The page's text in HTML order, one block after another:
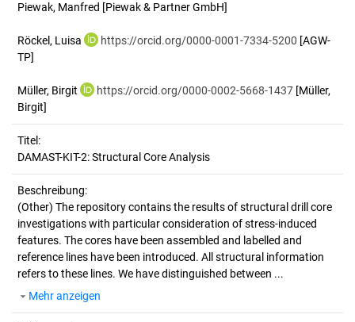
Piewak, Manfred [Piewak & Partner GmbH]
Röckel, Luisa https://orcid.org/0000-0001-7334-5200 [AGW-
TP]
Müller, Birgit https://orcid.org/0000-0002-5668-1437 [Müller,
Birgit]
Titel:
DAMAST-KIT-2: Structural Core Analysis
Beschreibung:
(Other) The repository contains the results of structural drill core
investigations with particular consideration of stress-induced
features. The cores have been assembled and labelled and
reference lines have been introduced. All structural information
refers to these lines. We have distinguished between ...
Mehr anzeigen